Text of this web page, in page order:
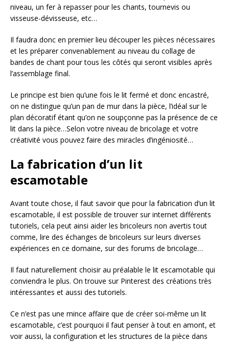
niveau, un fer à repasser pour les chants, tournevis ou
visseuse-dévisseuse, etc…
Il faudra donc en premier lieu découper les pièces nécessaires
et les préparer convenablement au niveau du collage de
bandes de chant pour tous les côtés qui seront visibles après
l’assemblage final.
Le principe est bien qu’une fois le lit fermé et donc encastré,
on ne distingue qu’un pan de mur dans la pièce, l’idéal sur le
plan décoratif étant qu’on ne soupçonne pas la présence de ce
lit dans la pièce…Selon votre niveau de bricolage et votre
créativité vous pouvez faire des miracles d’ingéniosité…
La fabrication d’un lit
escamotable
Avant toute chose, il faut savoir que pour la fabrication d’un lit
escamotable, il est possible de trouver sur internet différents
tutoriels, cela peut ainsi aider les bricoleurs non avertis tout
comme, lire des échanges de bricoleurs sur leurs diverses
expériences en ce domaine, sur des forums de bricolage…
Il faut naturellement choisir au préalable le lit escamotable qui
conviendra le plus. On trouve sur Pinterest des créations très
intéressantes et aussi des tutoriels.
Ce n’est pas une mince affaire que de créer soi-même un lit
escamotable, c’est pourquoi il faut penser à tout en amont, et
voir aussi, la configuration et les structures de la pièce dans